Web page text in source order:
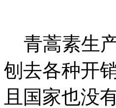
青蒿素生
刨去各种开
且国家也没